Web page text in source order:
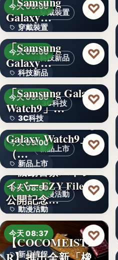
文字
穿戴裝置
今天 09:00
穿戴裝置
文字
Galaxy…
♡
科技新品
今天 09:00
科技新品
文字
＜ソフトバンク＞
「Samsung
Galaxy…
♡
3C科技
今天 09:00
3C科技
文字
＜ドコモ＞
「Samsung Galaxy
Watch9」…
♡
新品上市
今天 09:00
新品上市
文字
＜au＞「Samsung
Galaxy Watch9」
（…
♡
動漫活動
今天 08:59
動漫活動
3,000円
『機動警察パトレ
イバー EZY File 2』
公開記念…
♡
今天 08:37
新品情報
【COCOMEISTE
♡